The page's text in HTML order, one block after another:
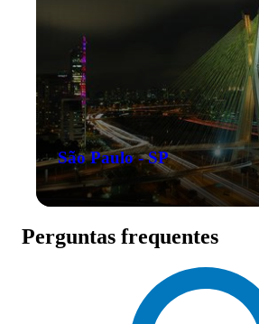
São Paulo - SP
Perguntas frequentes